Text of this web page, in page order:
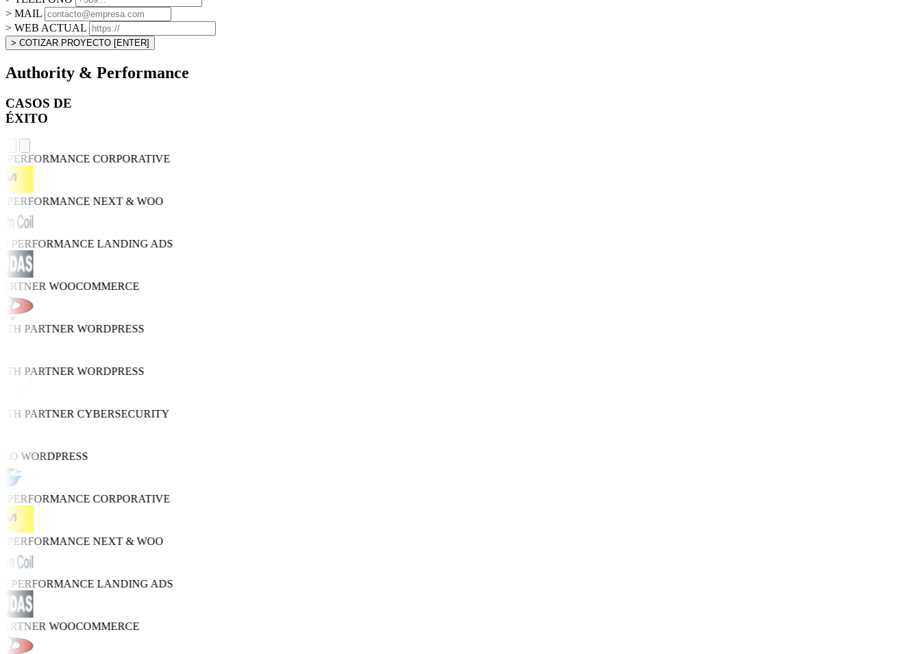
> MAIL
> WEB ACTUAL
> COTIZAR PROYECTO [ENTER]
Authority & Performance
CASOS DE
ÉXITO
CORPORATIVE
NEXT & WOO
PERFORMANCELANDING ADS
WOOCOMMERCE
PARTNERWORDPRESS
PARTNERWORDPRESS
PARTNERCYBERSECURITY
WORDPRESS
CORPORATIVE
NEXT & WOO
PERFORMANCELANDING ADS
WOOCOMMERCE